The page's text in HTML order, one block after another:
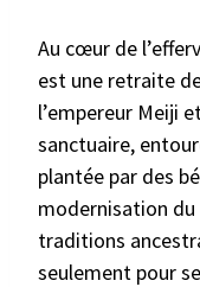
Au cœur de
est une retraite
l’empereur Meiji
sanctuaire,
plantée par des
modernisation du
traditions
seulement pour